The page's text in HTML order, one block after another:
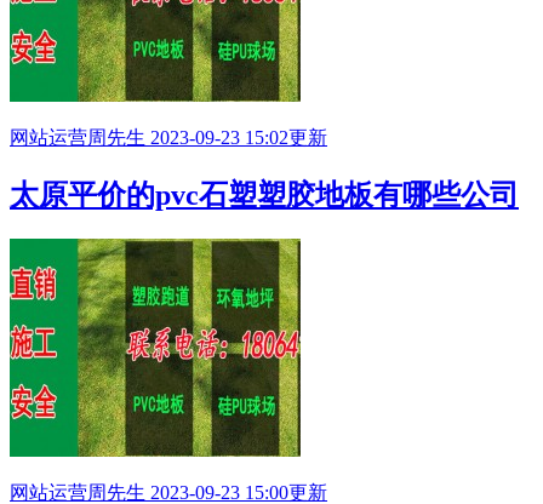
网站运营周先生 2023-09-23 15:02更新
太原平价的pvc石塑塑胶地板有哪些公司
网站运营周先生 2023-09-23 15:00更新